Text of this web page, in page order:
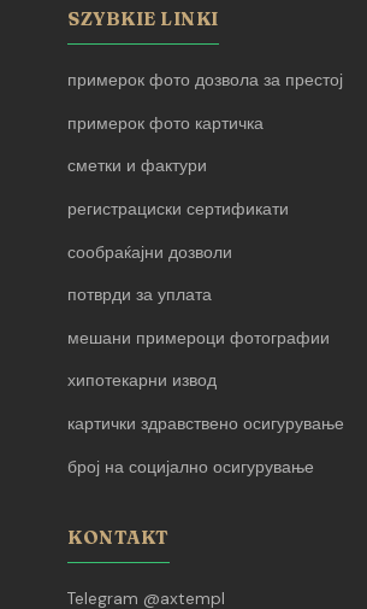
SZYBKIE LINKI
примерок фото дозвола за престој
примерок фото картичка
сметки и фактури
регистрациски сертификати
сообраќајни дозволи
потврди за уплата
мешани примероци фотографии
хипотекарни извод
картички здравствено осигурување
број на социјално осигурување
KONTAKT
Telegram @axtempl